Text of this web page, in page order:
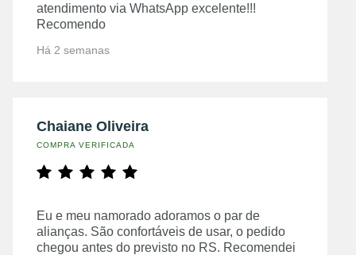
atendimento via WhatsApp excelente!!!
Recomendo
Há 2 semanas
Chaiane Oliveira
COMPRA VERIFICADA
Eu e meu namorado adoramos o par de
alianças. São confortáveis de usar, o pedido
chegou antes do previsto no RS. Recomendei